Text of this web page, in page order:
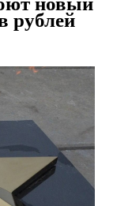
рублей